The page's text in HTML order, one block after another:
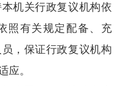
机关行政复议机构依
照有关规定配备、充
，保证行政复议机构
应。